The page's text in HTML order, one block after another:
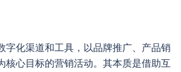
字化渠道和工具，以品牌推广、产品销
核心目标的营销活动。其本质是借助互